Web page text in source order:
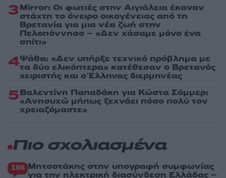
3Mirror: Οι φωτιές στην Αιγιάλεια έκαναν
στάχτη το όνειρο οικογένειας από τη
Βρετανία για μια νέα ζωή στην
Πελοπόννησο – «Δεν χάσαμε μόνο ένα
σπίτι»
4Ψάθα: «Δεν υπήρξε τεχνικό πρόβλημα με
τα δύο ελικόπτερα» κατέθεσαν ο Βρετανός
χειριστής και ο Έλληνας διερμηνέας
5Βαλεντίνη Παπαδάκη για Κώστα Σόμμερ:
«Ανησυχώ μήπως ξεχνάει πόσο πολύ τον
χρειαζόμαστε»
Πιο σχολιασμένα
198 Μητσοτάκης στην υπογραφή συμφωνίας
για την ηλεκτρική διασύνδεση Ελλάδας –